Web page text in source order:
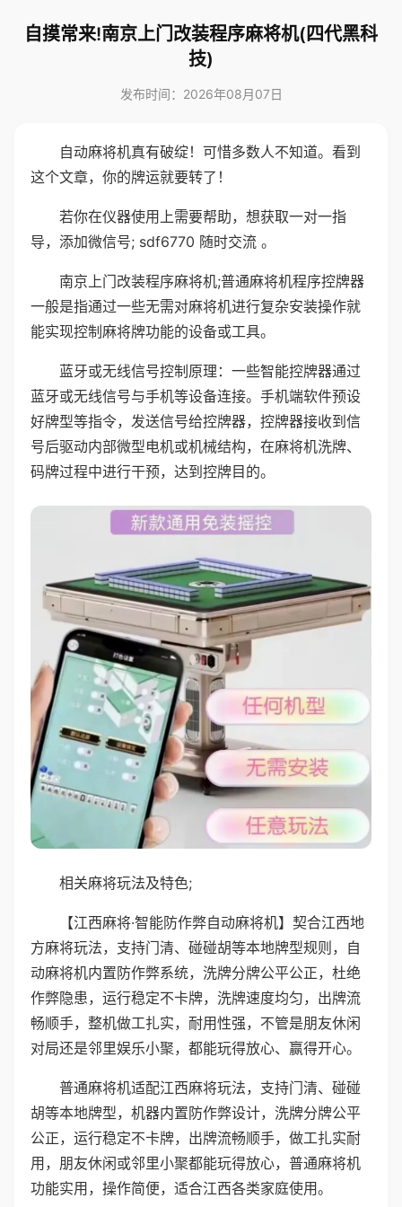
自摸常来!南京上门改装程序麻将机(四代黑科
技)
发布时间：2026年08月07日
自动麻将机真有破绽！可惜多数人不知道。看到
这个文章，你的牌运就要转了！
若你在仪器使用上需要帮助，想获取一对一指
导，添加微信号; sdf6770 随时交流 。
南京上门改装程序麻将机;普通麻将机程序控牌器
一般是指通过一些无需对麻将机进行复杂安装操作就
能实现控制麻将牌功能的设备或工具。
蓝牙或无线信号控制原理：一些智能控牌器通过
蓝牙或无线信号与手机等设备连接。手机端软件预设
好牌型等指令，发送信号给控牌器，控牌器接收到信
号后驱动内部微型电机或机械结构，在麻将机洗牌、
码牌过程中进行干预，达到控牌目的。
相关麻将玩法及特色;
【江西麻将·智能防作弊自动麻将机】契合江西地
方麻将玩法，支持门清、碰碰胡等本地牌型规则，自
动麻将机内置防作弊系统，洗牌分牌公平公正，杜绝
作弊隐患，运行稳定不卡牌，洗牌速度均匀，出牌流
畅顺手，整机做工扎实，耐用性强，不管是朋友休闲
对局还是邻里娱乐小聚，都能玩得放心、赢得开心。
普通麻将机适配江西麻将玩法，支持门清、碰碰
胡等本地牌型，机器内置防作弊设计，洗牌分牌公平
公正，运行稳定不卡牌，出牌流畅顺手，做工扎实耐
用，朋友休闲或邻里小聚都能玩得放心，普通麻将机
功能实用，操作简便，适合江西各类家庭使用。